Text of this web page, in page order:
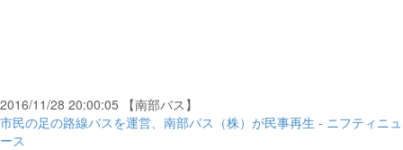
2016/11/28 20:00:05 【南部バス】
市民の足の路線バスを運営、南部バス（株）が民事再生 - ニフティニュ
ース